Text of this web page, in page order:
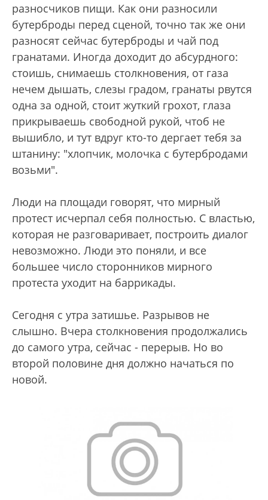
разносчиков пищи. Как они разносили
бутерброды перед сценой, точно так же они
разносят сейчас бутерброды и чай под
гранатами. Иногда доходит до абсурдного:
стоишь, снимаешь столкновения, от газа
нечем дышать, слезы градом, гранаты рвутся
одна за одной, стоит жуткий грохот, глаза
прикрываешь свободной рукой, чтоб не
вышибло, и тут вдруг кто-то дергает тебя за
штанину: "хлопчик, молочка с бутербродами
возьми".
Люди на площади говорят, что мирный
протест исчерпал себя полностью. С властью,
которая не разговаривает, построить диалог
невозможно. Люди это поняли, и все
большее число сторонников мирного
протеста уходит на баррикады.
Сегодня с утра затишье. Разрывов не
слышно. Вчера столкновения продолжались
до самого утра, сейчас - перерыв. Но во
второй половине дня должно начаться по
новой.